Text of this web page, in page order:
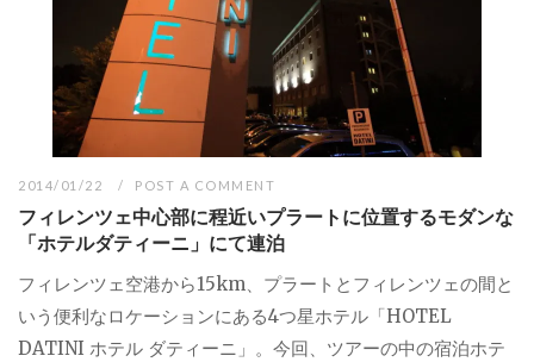
2014/01/22 POST A COMMENT
フィレンツェ中心部に程近いプラートに位置するモダンな
「ホテルダティーニ」にて連泊
フィレンツェ空港から15km、プラートとフィレンツェの間と
いう便利なロケーションにある4つ星ホテル「HOTEL
DATINI ホテル ダティーニ」。今回、ツアーの中の宿泊ホテ